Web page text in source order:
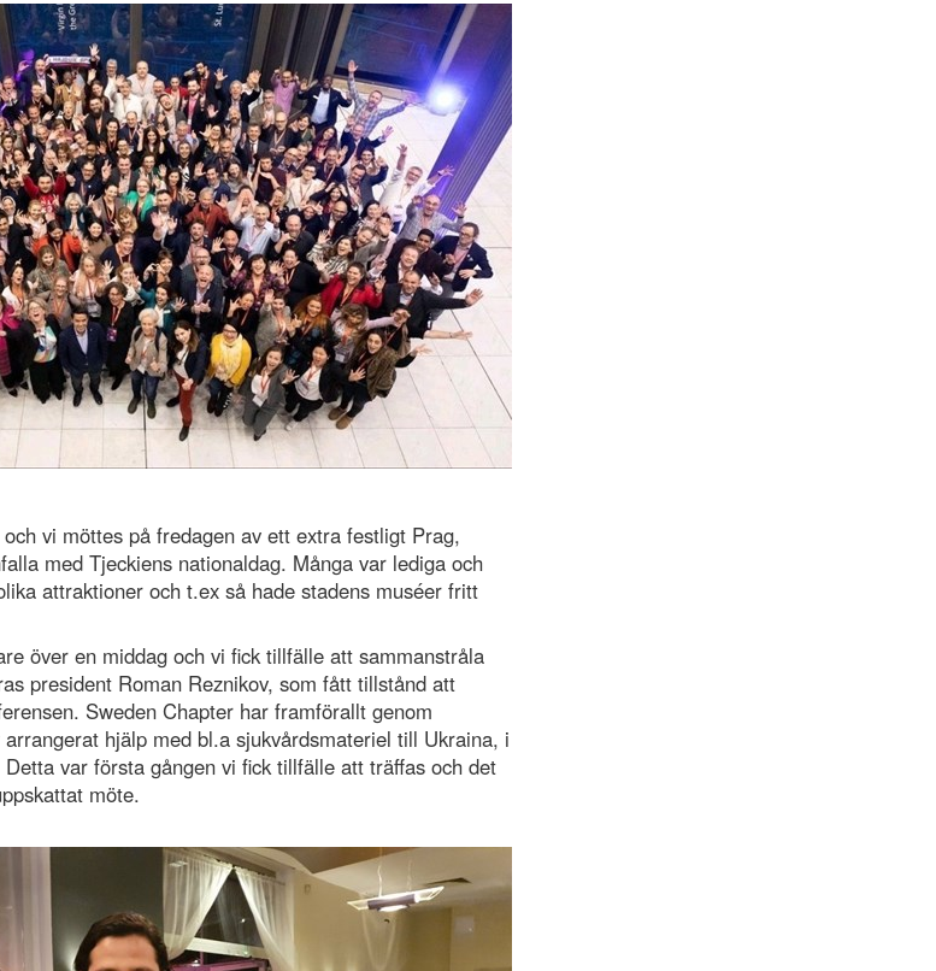
vi möttes på fredagen av ett extra festligt Prag,
med Tjeckiens nationaldag. Många var lediga och
attraktioner och t.ex så hade stadens muséer fritt
över en middag och vi fick tillfälle att sammanstråla
president Roman Reznikov, som fått tillstånd att
Sweden Chapter har framförallt genom
hjälp med bl.a sjukvårdsmateriel till Ukraina, i
var första gången vi fick tillfälle att träffas och det
möte.